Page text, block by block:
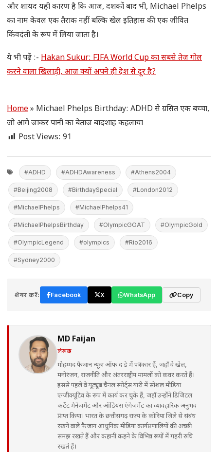
और शायद यही कारण है कि आज, दशकों बाद भी, Michael Phelps
का नाम केवल एक तैराक नहीं बल्कि खेल इतिहास की एक जीवित
किंवदंती के रूप में लिया जाता है।
ये भी पढ़ें :- Hakan Sukur: FIFA World Cup का सबसे तेज गोल
करने वाला खिलाड़ी, आज क्यों अपने ही देश से दूर है?
Home» Michael Phelps Birthday: ADHD से ग्रसित एक बच्चा,
जो आगे जाकर पानी का बेताज बादशाह कहलाया
Post Views: 91
#ADHD #ADHDAwareness #Athens2004
#Beijing2008 #BirthdaySpecial #London2012
#MichaelPhelps #MichaelPhelps41
#MichaelPhelpsBirthday #OlympicGOAT #OlympicGold
#OlympicLegend #olympics #Rio2016
#Sydney2000
शेयर करें: Facebook X WhatsApp Copy
MD Faijan
लेखक
मोहम्मद फैजान न्यूज़ ऑफ द डे में पत्रकार हैं, जहाँ वे खेल,
मनोरंजन, राजनीति और अंतरराष्ट्रीय मामलों को कवर करते हैं।
इससे पहले वे यूट्यूब चैनल स्पोर्ट्स यारी में सोशल मीडिया
एग्जीक्यूटिव के रूप में कार्य कर चुके हैं, जहाँ उन्होंने डिजिटल
कंटेंट मैनेजमेंट और ऑडियंस एंगेजमेंट का व्यावहारिक अनुभव
प्राप्त किया। भारत के छत्तीसगढ़ राज्य के कोरिया जिले से संबंध
रखने वाले फैजान आधुनिक मीडिया कार्यप्रणालियों की अच्छी
समझ रखते हैं और कहानी कहने के विभिन्न रूपों में गहरी रुचि
रखते हैं।